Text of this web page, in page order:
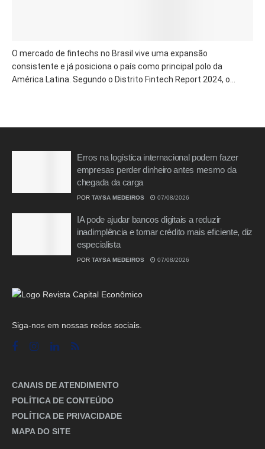
O mercado de fintechs no Brasil vive uma expansão
consistente e já posiciona o país como principal polo da
América Latina. Segundo o Distrito Fintech Report 2024, o...
Erros na logística internacional podem fazer
empresas perder dinheiro antes mesmo da
chegada da carga
POR TAYSA MEDEIROS 07/08/2026
IA pode ajudar bancos digitais a reduzir
inadimplência e tornar crédito mais eficiente, diz
especialista
POR TAYSA MEDEIROS 07/08/2026
Siga-nos em nossas redes sociais.
CANAIS DE ATENDIMENTO
POLÍTICA DE CONTEÚDO
POLÍTICA DE PRIVACIDADE
MAPA DO SITE